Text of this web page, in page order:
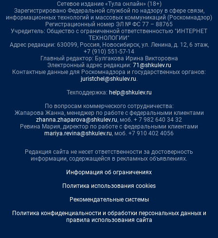
Сетевое издание «Тула онлайн» (18+)
Зарегистрировано Федеральной службой по надзору в сфере связи,
информационных технологий и массовых коммуникаций (Роскомнадзор)
Регистрационный номер ЭЛ № ФС 77 – 88765
Учредитель: Общество с ограниченной ответственностью "ИНТЕРНЕТ
ТЕХНОЛОГИИ"
Адрес редакции: 630099, Россия, Новосибирск, ул. Ленина, д. 12, 6 этаж,
+7 (910) 551-57-14
Главный редактор: Булгакова Ирина Викторовна
Электронный адрес редакции: 71@shkulev.ru
Контактные данные для Роскомнадзора и государственных органов:
juristchel@shkulev.ru.
Техподдержка: help@shkulev.ru
По вопросам коммерческого сотрудничества:
Жапарова Жанна, менеджер по работе с федеральными клиентами
zhanna.zhaparova@shkulev.ru, моб. + 7 982 640 34 32
Ревина Мария, директор по работе с федеральными клиентами
mariya.revina@shkulev.ru, моб. +7 910 402 4056
Редакция сайта не несет ответственности за достоверность
информации, содержащейся в рекламных объявлениях.
Информация об ограничениях
Политика использования cookies
Рекомендательные системы
Политика конфиденциальности и обработки персональных данных и
правила использования сайта